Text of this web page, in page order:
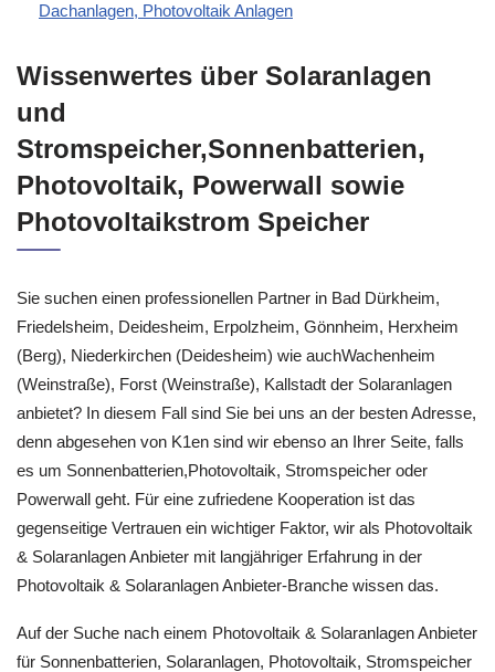
Dachanlagen, Photovoltaik Anlagen
Wissenwertes über Solaranlagen
und
Stromspeicher,Sonnenbatterien,
Photovoltaik, Powerwall sowie
Photovoltaikstrom Speicher
Sie suchen einen professionellen Partner in Bad Dürkheim,
Friedelsheim, Deidesheim, Erpolzheim, Gönnheim, Herxheim
(Berg), Niederkirchen (Deidesheim) wie auchWachenheim
(Weinstraße), Forst (Weinstraße), Kallstadt der Solaranlagen
anbietet? In diesem Fall sind Sie bei uns an der besten Adresse,
denn abgesehen von K1en sind wir ebenso an Ihrer Seite, falls
es um Sonnenbatterien,Photovoltaik, Stromspeicher oder
Powerwall geht. Für eine zufriedene Kooperation ist das
gegenseitige Vertrauen ein wichtiger Faktor, wir als Photovoltaik
& Solaranlagen Anbieter mit langjähriger Erfahrung in der
Photovoltaik & Solaranlagen Anbieter-Branche wissen das.
Auf der Suche nach einem Photovoltaik & Solaranlagen Anbieter
für Sonnenbatterien, Solaranlagen, Photovoltaik, Stromspeicher